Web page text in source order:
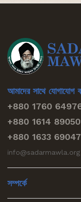
আমাদের সাথে যোগাযোগ
+880 1760
+880 1614
+880 1633
info@sadarmawla.org
সম্পর্কে